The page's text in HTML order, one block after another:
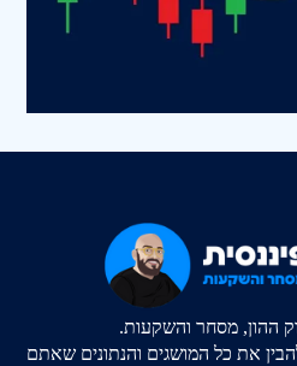
ההון, מסחר והשקעות.
את כל המושגים והנתונים שאתם